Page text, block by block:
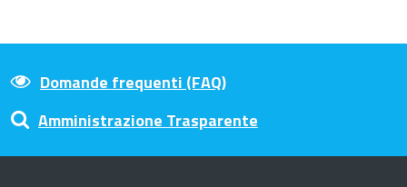
Domande frequenti (FAQ)
Amministrazione Trasparente